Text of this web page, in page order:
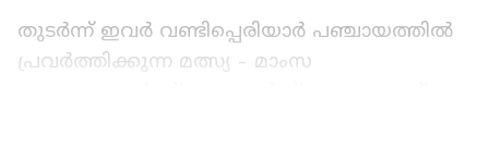
തുടർന്ന് ഇവർ വണ്ടിപ്പെരിയാർ പഞ്ചായത്തിൽ
പ്രവർത്തിക്കുന്ന മത്സ്യ - മാംസ